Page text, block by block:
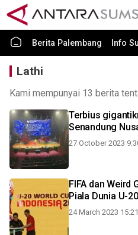
Berita Palembang Info
Lathi
Kami mempunyai 13 berita
Terbius
Senandung
27 October 2023
FIFA dan Weird
Piala Dunia U-20
24 March 2023